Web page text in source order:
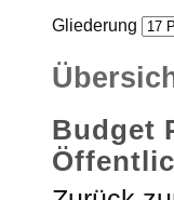
Gliederung
Budget